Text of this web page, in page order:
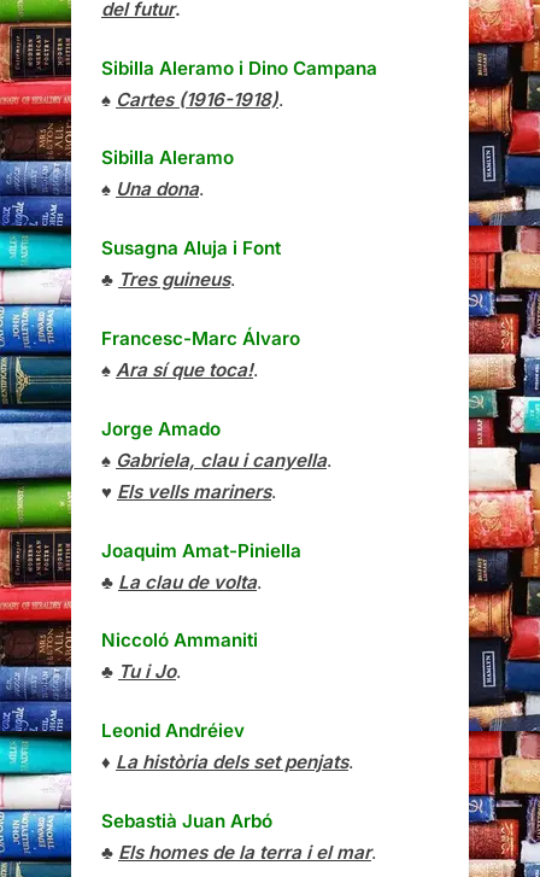
del futur.
Sibilla Aleramo i Dino Campana
♠ Cartes (1916-1918).
Sibilla Aleramo
♠ Una dona.
Susagna Aluja i Font
♣ Tres guineus.
Francesc-Marc Álvaro
♠ Ara sí que toca!.
Jorge Amado
♠ Gabriela, clau i canyella.
♥ Els vells mariners.
Joaquim Amat-Piniella
♣ La clau de volta.
Niccoló Ammaniti
♣ Tu i Jo.
Leonid Andréiev
♦ La història dels set penjats.
Sebastià Juan Arbó
♣ Els homes de la terra i el mar.